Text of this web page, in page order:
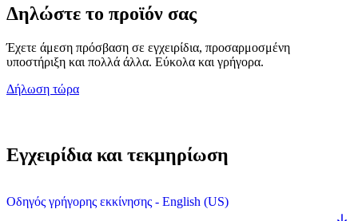
Δηλώστε το προϊόν σας
Έχετε άμεση πρόσβαση σε εγχειρίδια, προσαρμοσμένη
υποστήριξη και πολλά άλλα. Εύκολα και γρήγορα.
Δήλωση τώρα
Εγχειρίδια και τεκμηρίωση
Οδηγός γρήγορης εκκίνησης - English (US)